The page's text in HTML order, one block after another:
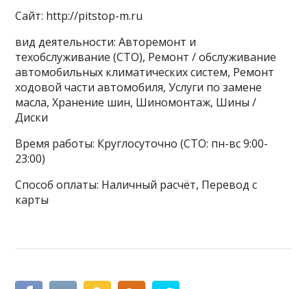
Сайт: http://pitstop-m.ru
вид деятельности: Авторемонт и
техобслуживание (СТО), Ремонт / обслуживание
автомобильных климатических систем, Ремонт
ходовой части автомобиля, Услуги по замене
масла, Хранение шин, Шиномонтаж, Шины /
Диски
Время работы: Круглосуточно (СТО: пн-вс 9:00-
23:00)
Способ оплаты: Наличный расчёт, Перевод с
карты